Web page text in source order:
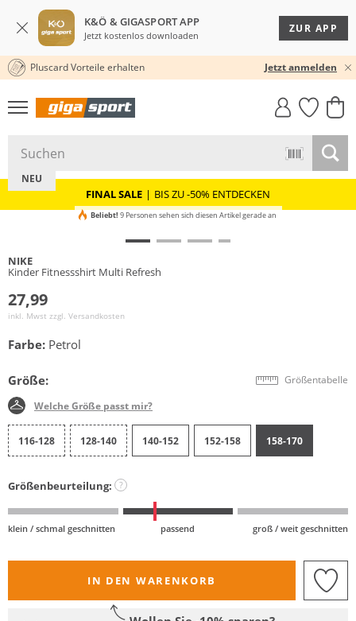
K&Ö & GIGASPORT APP
Jetzt kostenlos downloaden
ZUR APP
30 TAGE RÜCKGABERECHT
Pluscard Vorteile erhalten Jetzt anmelden
GIGASTYLE
FAHRRAD­
MUST-HAVE
FINAL SALE | BIS ZU -50% ENTDECKEN
NEU
Beliebt! 9 Personen sehen sich diesen Artikel gerade an
NIKE
Kinder Fitnessshirt Multi Refresh
27,99
inkl. Mwst zzgl. Versandkosten
Farbe: Petrol
Größe: Größentabelle
Welche Größe passt mir?
116-128 128-140 140-152 152-158 158-170
Größenbeurteilung: ?
klein / schmal geschnitten passend groß / weit geschnitten
IN DEN WARENKORB